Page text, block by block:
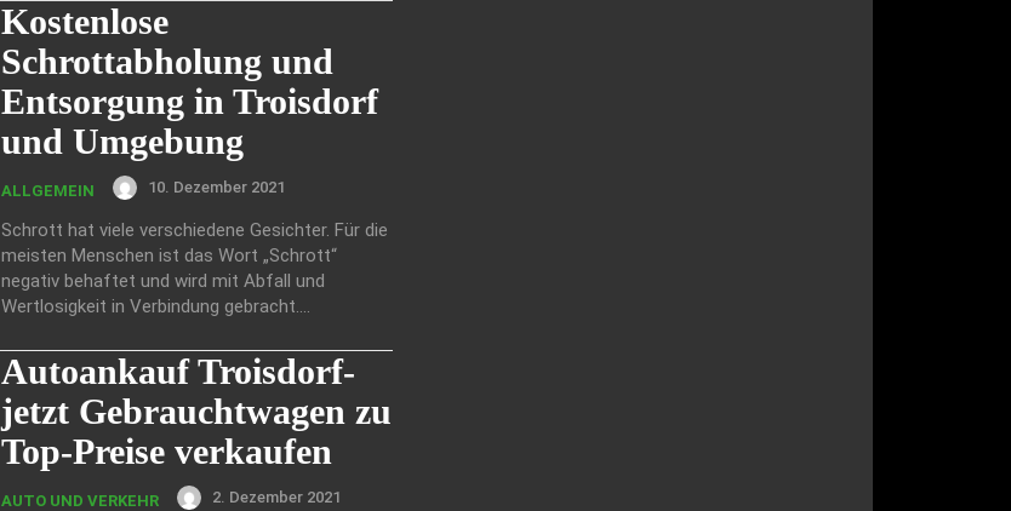
Kostenlose
Schrottabholung und
Entsorgung in Troisdorf
und Umgebung
ALLGEMEIN 10. Dezember 2021
Schrott hat viele verschiedene Gesichter. Für die
meisten Menschen ist das Wort „Schrott“
negativ behaftet und wird mit Abfall und
Wertlosigkeit in Verbindung gebracht....
Autoankauf Troisdorf-
jetzt Gebrauchtwagen zu
Top-Preise verkaufen
AUTO UND VERKEHR 2. Dezember 2021